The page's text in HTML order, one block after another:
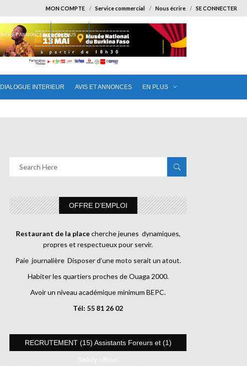
MON COMPTE Service commercial Nous écrire SE CONNECTER
DIALOGUE INTERIEUR AVIS ET ANNONCES EN PLUS
AVIS ET ANNONCES EN PLUS
OFFRE D’EMPLOI
Restaurant de la placecherche jeunes dynamiques,
propres et respectueux pour servir.
Paie journalière Disposer d’une moto serait un atout.
Habiter les quartiers proches de Ouaga 2000.
Avoir un niveau académique minimum BEPC.
Tél: 55 81 26 02
RECRUTEMENT (15) Assistants Foreurs et (1)
Safety officer